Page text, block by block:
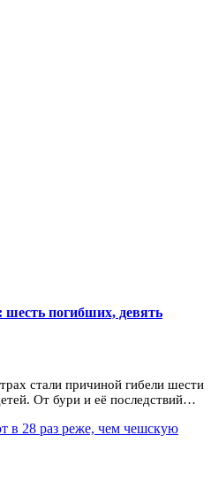
шесть погибших, девять
стали причиной гибели шести
От бури и её последствий…
в 28 раз реже, чем чешскую